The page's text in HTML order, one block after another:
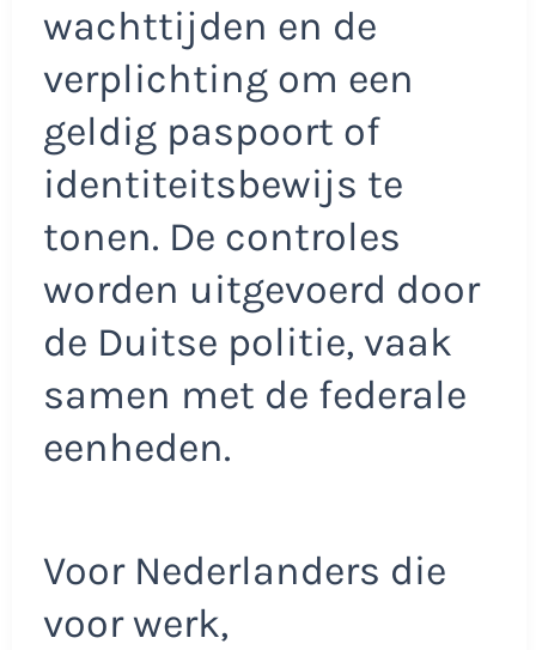
wachttijden en de
verplichting om een
geldig paspoort of
identiteitsbewijs te
tonen. De controles
worden uitgevoerd door
de Duitse politie, vaak
samen met de federale
eenheden.
Voor Nederlanders die
voor werk,